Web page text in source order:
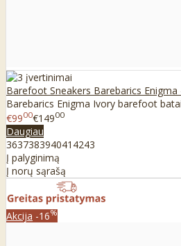
Barefoot Sneakers Barebarics Enigma
Barebarics Enigma Ivory barefoot
€9900€14900
Daugiau
363738394041 4243
Į palyginimą
Į norų sąrašą
Akcija -16%